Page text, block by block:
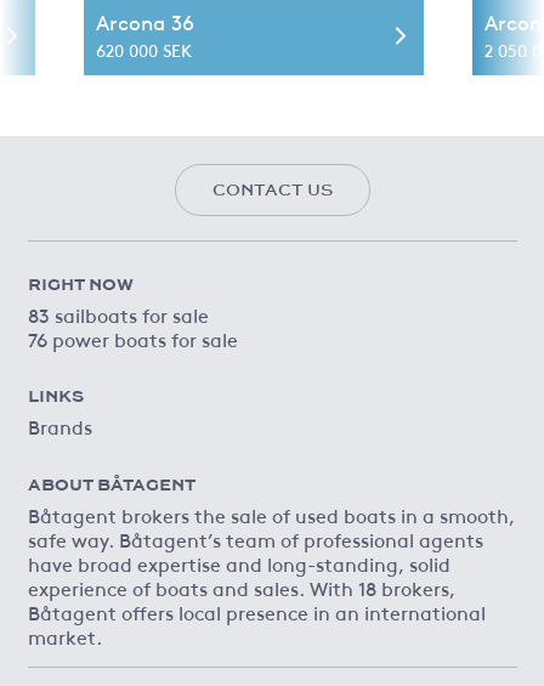
Arcona 36
620 000 SEK 2 050
CONTACT US
RIGHT NOW
83 sailboats for sale
76 power boats for sale
LINKS
Brands
ABOUT BÅTAGENT
Båtagent brokers the sale of used boats in a smooth,
safe way. Båtagent’s team of professional agents
have broad expertise and long-standing, solid
experience of boats and sales. With 18 brokers,
Båtagent offers local presence in an international
market.